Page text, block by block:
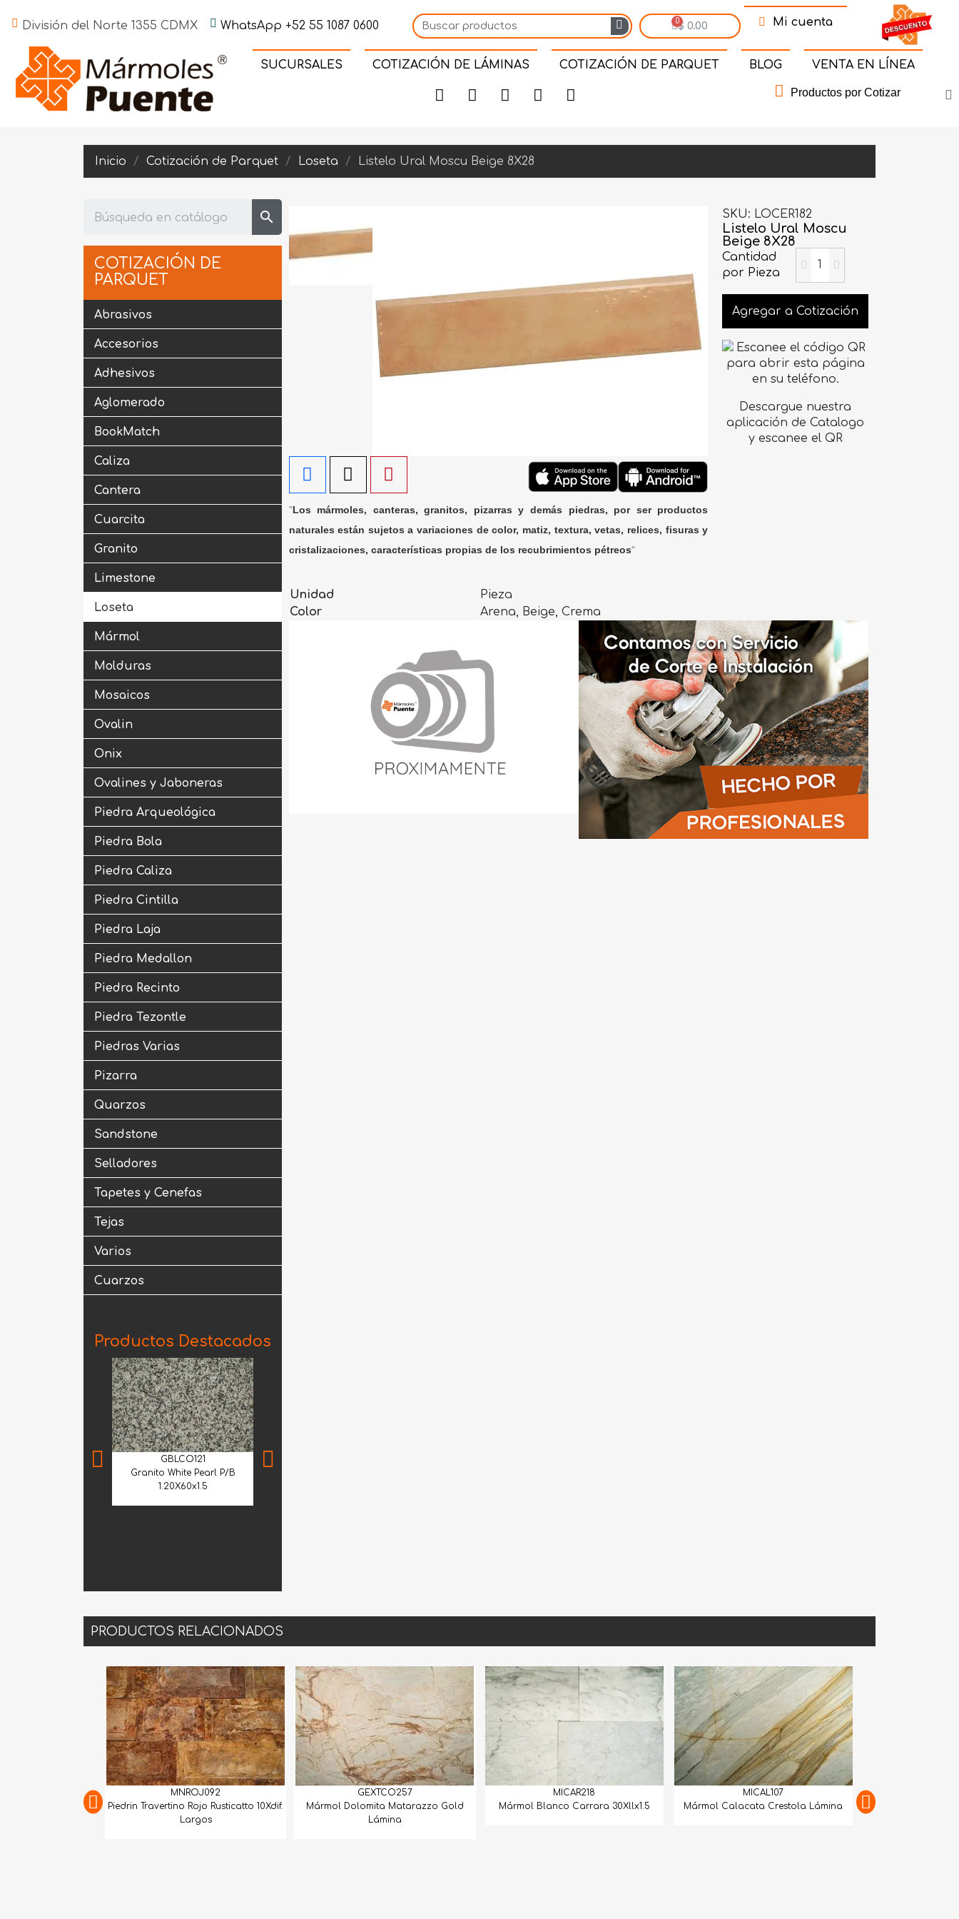
División del Norte 1355 CDMX WhatsApp +52 55 1087 0600 $ 0.00 Mi cuenta
SUCURSALES COTIZACIÓN DE LÁMINAS COTIZACIÓN DE PARQUET BLOG VENTA EN LÍNEA
Productos por Cotizar
Inicio Cotización de Parquet Loseta Listelo Ural Moscu Beige 8X28
search
COTIZACIÓN DE
PARQUET
Abrasivos
Accesorios
Adhesivos
Aglomerado
BookMatch
Caliza
Cantera
Cuarcita
Granito
Limestone
Loseta
Mármol
Molduras
Mosaicos
Ovalin
Onix
Ovalines y Jaboneras
Piedra Arqueológica
Piedra Bola
Piedra Caliza
Piedra Cintilla
Piedra Laja
Piedra Medallon
Piedra Recinto
Piedra Tezontle
Piedras Varias
Pizarra
Quarzos
Sandstone
Selladores
Tapetes y Cenefas
Tejas
Varios
Cuarzos
Productos Destacados
GBLCO121
Granito White Pearl P/B
1.20X60x1.5
"Los mármoles, canteras, granitos, pizarras y demás piedras, por ser productos
naturales están sujetos a variaciones de color, matiz, textura, vetas, relices, fisuras y
cristalizaciones, características propias de los recubrimientos pétreos"
SKU LOCER182
Listelo Ural Moscu
Beige 8X28
Cantidad
por Pieza
Agregar a Cotización
Descargue nuestra
aplicación de Catalogo
y escanee el QR
Unidad
Pieza
Color
Arena, Beige, Crema
PRODUCTOS RELACIONADOS
MNROJ092
Piedrin Travertino Rojo Rusticatto 10Xdif.
Mármol Dolomita Matarazzo Gold
Mármol Blanco Carrara 30Xllx1.5
Mármol Calacata Crestola Lámina